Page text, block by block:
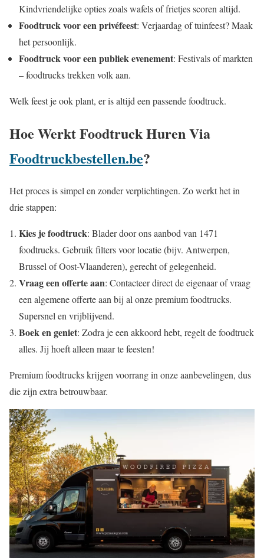
Kindvriendelijke opties zoals wafels of frietjes scoren altijd.
Foodtruck voor een privéfeest: Verjaardag of tuinfeest? Maak
het persoonlijk.
Foodtruck voor een publiek evenement: Festivals of markten
– foodtrucks trekken volk aan.
Welk feest je ook plant, er is altijd een passende foodtruck.
Hoe Werkt Foodtruck Huren Via
Foodtruckbestellen.be?
Het proces is simpel en zonder verplichtingen. Zo werkt het in
drie stappen:
Kies je foodtruck: Blader door ons aanbod van 1471
foodtrucks. Gebruik filters voor locatie (bijv. Antwerpen,
Brussel of Oost-Vlaanderen), gerecht of gelegenheid.
Vraag een offerte aan: Contacteer direct de eigenaar of vraag
een algemene offerte aan bij al onze premium foodtrucks.
Supersnel en vrijblijvend.
Boek en geniet: Zodra je een akkoord hebt, regelt de foodtruck
alles. Jij hoeft alleen maar te feesten!
Premium foodtrucks krijgen voorrang in onze aanbevelingen, dus
die zijn extra betrouwbaar.